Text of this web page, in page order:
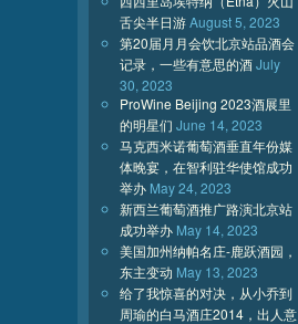
舌尖半日游August 5, 2023
第20届月月会饮北京站品酒会
记录，一些有意思的酒July
30, 2023
ProWine Beijing 2023酒展里
的明星们 June 14, 2023
马克西米诺葡萄酒垂直年份媒
体晚宴，在智利驻华使馆成功
举办 May 24, 2023
新西兰葡萄酒推广路演北京站
成功举办 May 14, 2023
美国加州纳帕名庄-鹿跃酒园，
东主变动 May 13, 2023
给了我惊喜的对决，从小乔到
周瑜的白马酒庄2014，出人意